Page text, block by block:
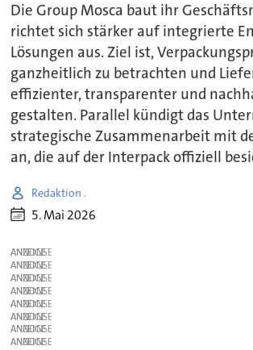
Die Group Mosca baut ihr
richtet sich stärker auf integrierte
Lösungen aus. Ziel ist,
ganzheitlich zu betrachten und
effizienter, transparenter und
gestalten. Parallel kündigt das
strategische Zusammenarbeit mit
an, die auf der Interpack offiziell
Redaktion .
5. Mai 2026
ANZEIGE
ANZEIGE
ANZEIGE
ANZEIGE
ANZEIGE
ANZEIGE
ANZEIGE
ANZEIGE